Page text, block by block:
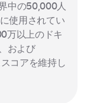
中の50,000人
使用されてい
万以上のドキ
および
コアを維持し